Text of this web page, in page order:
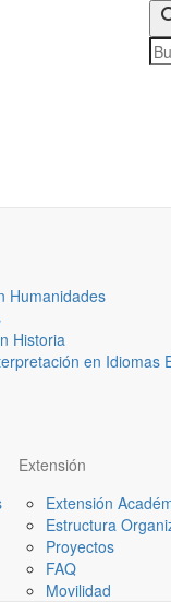
Humanidades
Historia
en Idiomas
Extensión
Extensión
Estructura
Proyectos
FAQ
Movilidad